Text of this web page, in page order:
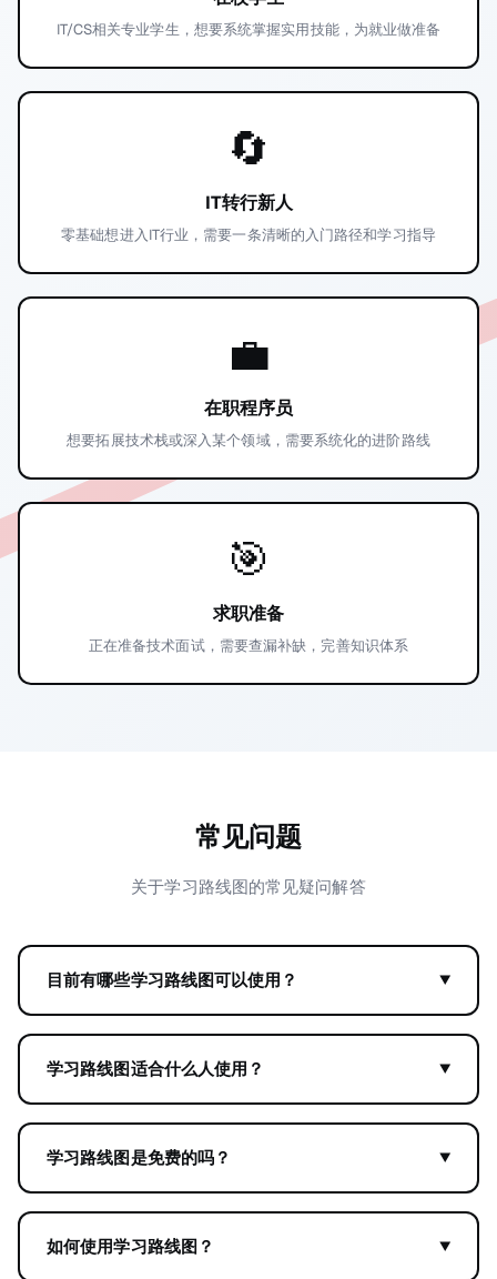
IT/CS相关专业学生，想要系统掌握实用技能，为就业做准备
🔄
IT转行新人
零基础想进入IT行业，需要一条清晰的入门路径和学习指导
💼
在职程序员
想要拓展技术栈或深入某个领域，需要系统化的进阶路线
🎯
求职准备
正在准备技术面试，需要查漏补缺，完善知识体系
常见问题
关于学习路线图的常见疑问解答
目前有哪些学习路线图可以使用？
学习路线图适合什么人使用？
学习路线图是免费的吗？
如何使用学习路线图？